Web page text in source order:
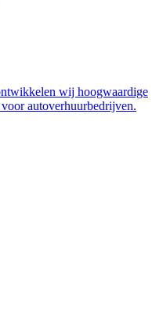
wij hoogwaardige
autoverhuurbedrijven.